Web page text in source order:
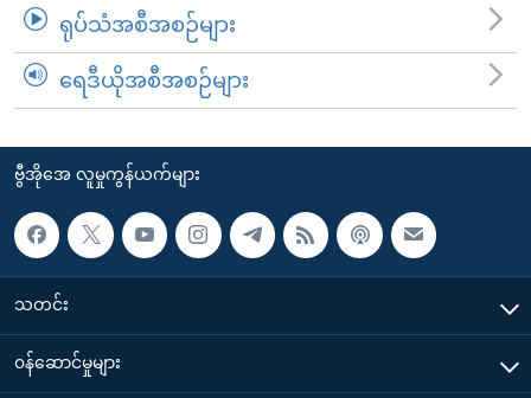
ရုပ်သံအစီအစဉ်များ
ရေဒီယိုအစီအစဉ်များ
ဗွီအိုအေ လူမှုကွန်ယက်များ
သတင်း
၀န်ဆောင်မှုများ